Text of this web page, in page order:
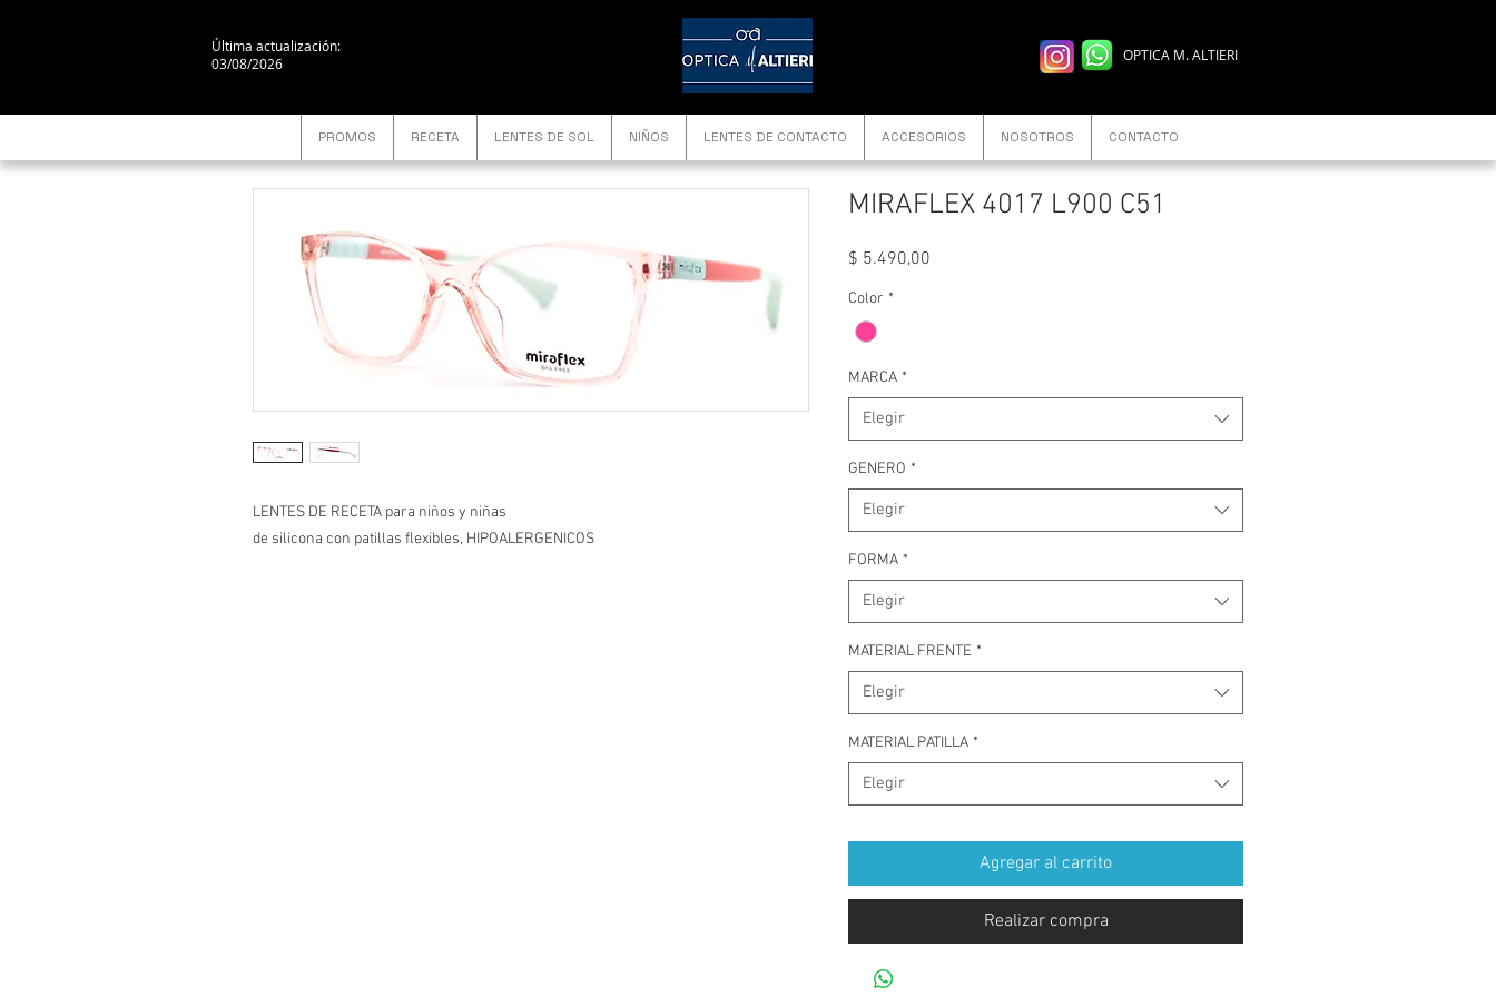
Última actualización:
03/08/2026
OPTICA M. ALTIERI
PROMOS RECETA LENTES DE SOL NIÑOS LENTES DE CONTACTO ACCESORIOS NOSOTROS CONTACTO
LENTES DE RECETA para niños y niñas
de silicona con patillas flexibles, HIPOALERGENICOS
MIRAFLEX 4017 L900 C51
$ 5.490,00
Color *
MARCA *
Elegir
GENERO *
Elegir
FORMA *
Elegir
MATERIAL FRENTE *
Elegir
MATERIAL PATILLA *
Elegir
Agregar al carrito
Realizar compra